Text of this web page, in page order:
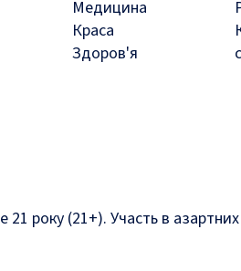
Медицина
Краса
Здоров'я
року (21+). Участь в